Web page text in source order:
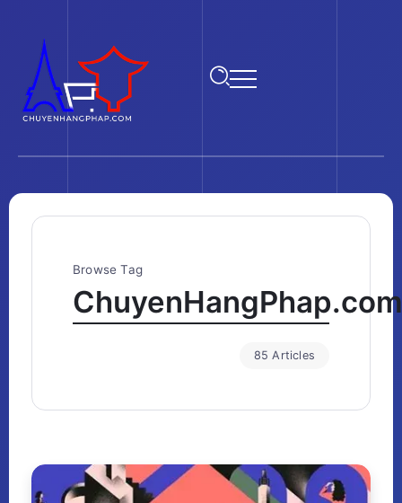
Browse Tag
ChuyenHangPhap.com
85 Articles